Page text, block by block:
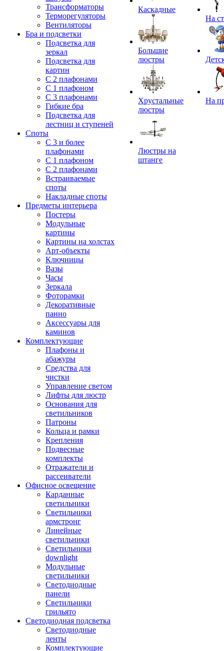
Трансформаторы
Терморегуляторы
Вентиляторы
Бра и подсветки
Подсветка для
зеркал
Подсветка для
картин
С 2 плафонами
С 1 плафоном
С 3 плафонами
Гибкие бра
Подсветка для
лестниц и ступеней
Споты
С 3 и более
плафонами
С 1 плафоном
С 2 плафонами
Встраиваемые
споты
Накладные споты
Предметы интерьера
Постеры
Модульные
картины
Картины на холстах
Арт-объекты
Ключницы
Вазы
Часы
Зеркала
Фоторамки
Декоративные
панно
Аксессуары для
каминов
Комплектующие
Плафоны и
абажуры
Средства для
чистки
Управление светом
Лифты для люстр
Основания для
светильников
Патроны
Кольца и рамки
Крепления
Подвесные
комплекты
Отражатели и
рассеиватели
Офисное освещение
Карданные
светильники
Светильники
армстронг
Линейные
светильники
Светильники
downlight
Модульные
светильники
Светодиодные
панели
Светильники
грильято
Светодиодная подсветка
Светодиодные
ленты
Комплектующие
Каскадные
Большие
люстры
Хрустальные
люстры
Люстры на
штанге
На
На